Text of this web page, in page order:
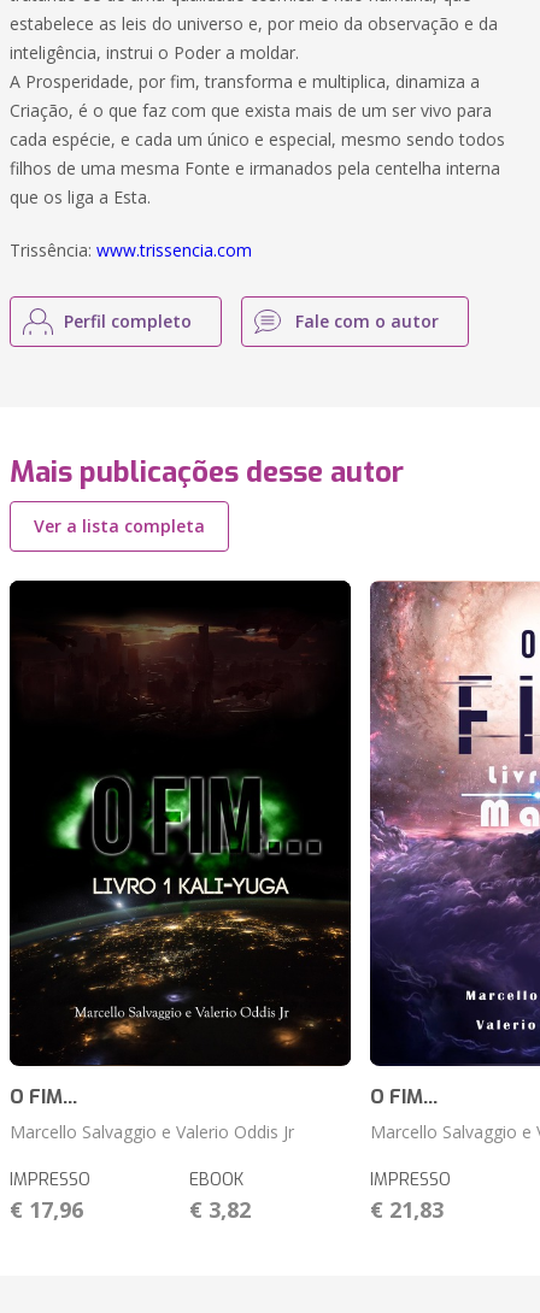
estabelece as leis do universo e, por meio da observação e da
inteligência, instrui o Poder a moldar.
A Prosperidade, por fim, transforma e multiplica, dinamiza a
Criação, é o que faz com que exista mais de um ser vivo para
cada espécie, e cada um único e especial, mesmo sendo todos
filhos de uma mesma Fonte e irmanados pela centelha interna
que os liga a Esta.
Trissência: www.trissencia.com
Perfil completo Fale com o autor
Mais publicações desse autor
Ver a lista completa
O FIM...
Marcello Salvaggio e Valerio Oddis Jr
IMPRESSO
€ 17,96
EBOOK
€ 3,82
O FIM...
Marcello Salvaggio e
IMPRESSO
€ 21,83